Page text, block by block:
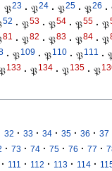
𝔓23 · 𝔓24 · 𝔓25 · 𝔓26 ·
52 · 𝔓53 · 𝔓54 · 𝔓55 · 𝔓
81 · 𝔓82 · 𝔓83 · 𝔓84 · 𝔓
· 𝔓109 · 𝔓110 · 𝔓111 ·
133 · 𝔓134 · 𝔓135 · 𝔓
32 · 33 · 34 · 35 · 36 · 37
· 73 · 74 · 75 · 76 · 77 ·
· 111 · 112 · 113 · 114 ·